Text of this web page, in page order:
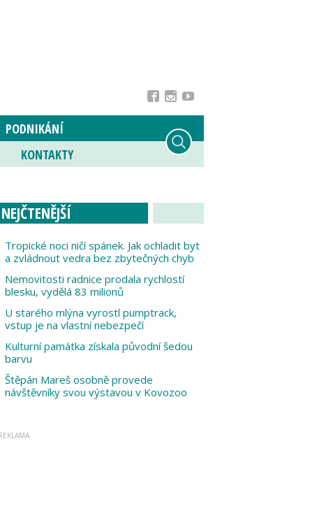
PODNIKÁNÍ
KONTAKTY
NEJČTENĚJŠÍ
Tropické noci ničí spánek. Jak ochladit byt
a zvládnout vedra bez zbytečných chyb
Nemovitosti radnice prodala rychlostí
blesku, vydělá 83 milionů
U starého mlýna vyrostl pumptrack,
vstup je na vlastní nebezpečí
Kulturní památka získala původní šedou
barvu
Štěpán Mareš osobně provede
návštěvníky svou výstavou v Kovozoo